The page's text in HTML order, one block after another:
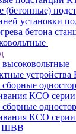
(бетонные)
установки
бетона
КСО
КСО
ШВВ